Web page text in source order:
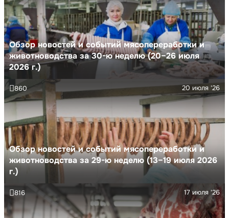
Обзор новостей и событий мясопереработки и
животноводства за 30-ю неделю (20–26 июля
2026 г.)
Обзор новостей и событий мясопереработки и
животноводства за 29-ю неделю (13–19 июля 2026
г.)
20 июля '26
860
17 июля '26
816